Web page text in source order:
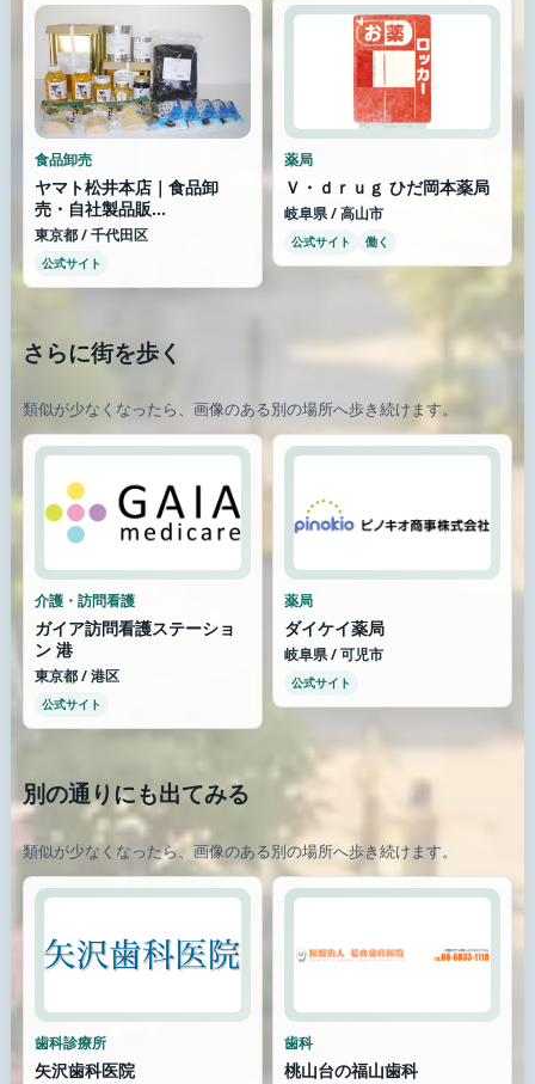
食品卸売
ヤマト松井本店｜食品卸
売・自社製品販...
東京都 / 千代田区
公式サイト
薬局
Ｖ・ｄｒｕｇ ひだ岡本薬局
岐阜県 / 高山市
公式サイト 働く
さらに街を歩く
類似が少なくなったら、画像のある別の場所へ歩き続けます。
介護・訪問看護
ガイア訪問看護ステーショ
ン 港
東京都 / 港区
公式サイト
薬局
ダイケイ薬局
岐阜県 / 可児市
公式サイト
別の通りにも出てみる
類似が少なくなったら、画像のある別の場所へ歩き続けます。
歯科診療所
矢沢歯科医院
歯科
桃山台の福山歯科